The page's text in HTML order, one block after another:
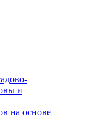
и
на основе